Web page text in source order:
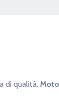
di qualità.